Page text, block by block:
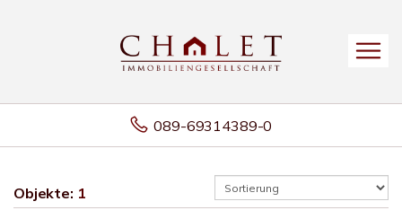
089-69314389-0
Objekte: 1